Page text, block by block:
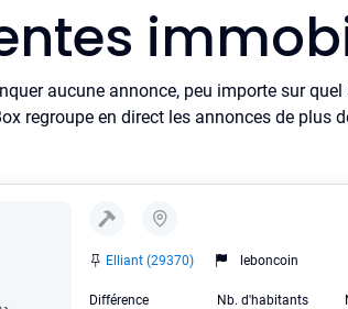
aucune annonce, peu importe sur quel
regroupe en direct les annonces de plus
Elliant (29370) leboncoin
Différence Nb. d'habitants